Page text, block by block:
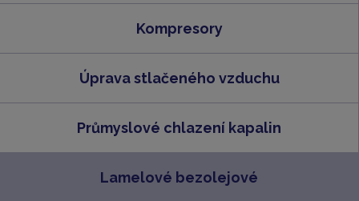
Kompresory
Úprava stlačeného vzduchu
Průmyslové chlazení kapalin
Lamelové bezolejové